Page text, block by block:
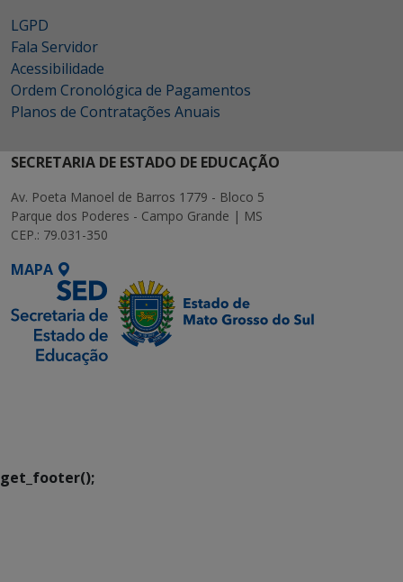
LGPD
Fala Servidor
Acessibilidade
Ordem Cronológica de Pagamentos
Planos de Contratações Anuais
SECRETARIA DE ESTADO DE EDUCAÇÃO
Av. Poeta Manoel de Barros 1779 - Bloco 5
Parque dos Poderes - Campo Grande | MS
CEP.: 79.031-350
MAPA
get_footer();